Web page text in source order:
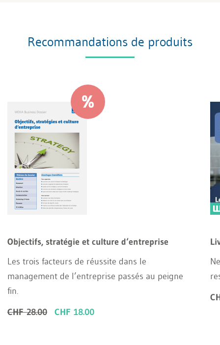
Recommandations de produits
Objectifs, stratégie et culture d‘entreprise
Les trois facteurs de réussite dans le
management de l’entreprise passés au peigne
fin.
CHF 28.00
CHF 18.00